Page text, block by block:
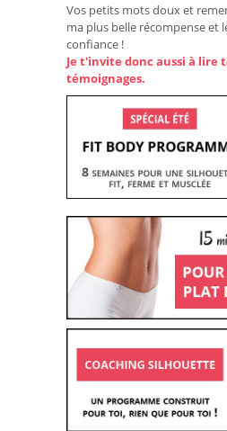
Vos petits mots doux et
ma plus belle récompense et
confiance !
Je t'invite donc aussi à lire
témoignages.